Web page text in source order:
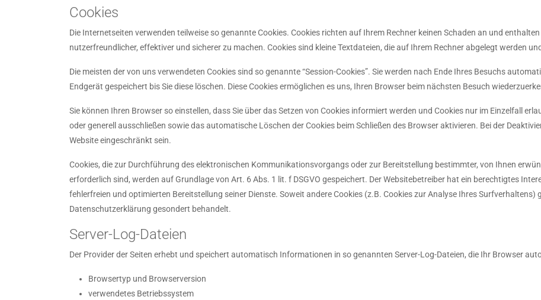
Cookies
Die Internetseiten verwenden teilweise so genannte Cookies. Cookies richten auf Ihrem Rechner keinen Schaden an und
nutzerfreundlicher, effektiver und sicherer zu machen. Cookies sind kleine Textdateien, die auf Ihrem Rechner abgelegt werden
Die meisten der von uns verwendeten Cookies sind so genannte “Session-Cookies”. Sie werden nach Ende Ihres Besuchs
Endgerät gespeichert bis Sie diese löschen. Diese Cookies ermöglichen es uns, Ihren Browser beim nächsten Besuch
Sie können Ihren Browser so einstellen, dass Sie über das Setzen von Cookies informiert werden und Cookies nur im Einzelfall
oder generell ausschließen sowie das automatische Löschen der Cookies beim Schließen des Browser aktivieren. Bei der
Website eingeschränkt sein.
Cookies, die zur Durchführung des elektronischen Kommunikationsvorgangs oder zur Bereitstellung bestimmter, von Ihnen
erforderlich sind, werden auf Grundlage von Art. 6 Abs. 1 lit. f DSGVO gespeichert. Der Websitebetreiber hat ein berechtigtes
fehlerfreien und optimierten Bereitstellung seiner Dienste. Soweit andere Cookies (z.B. Cookies zur Analyse Ihres Surfverhaltens)
Datenschutzerklärung gesondert behandelt.
Server-Log-Dateien
Der Provider der Seiten erhebt und speichert automatisch Informationen in so genannten Server-Log-Dateien, die Ihr Browser
Browsertyp und Browserversion
verwendetes Betriebssystem